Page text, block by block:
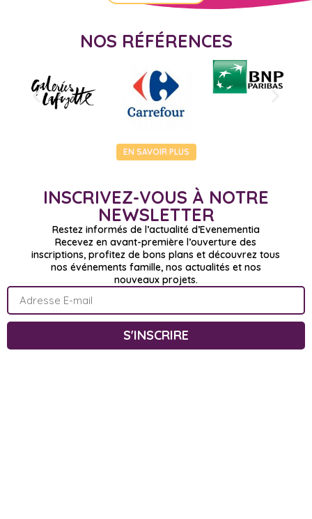
NOS RÉFÉRENCES
EN SAVOIR PLUS
INSCRIVEZ-VOUS À NOTRE
NEWSLETTER
Restez informés de l’actualité d’Evenementia
Recevez en avant-première l’ouverture des
inscriptions, profitez de bons plans et découvrez tous
nos événements famille, nos actualités et nos
nouveaux projets.
S'INSCRIRE